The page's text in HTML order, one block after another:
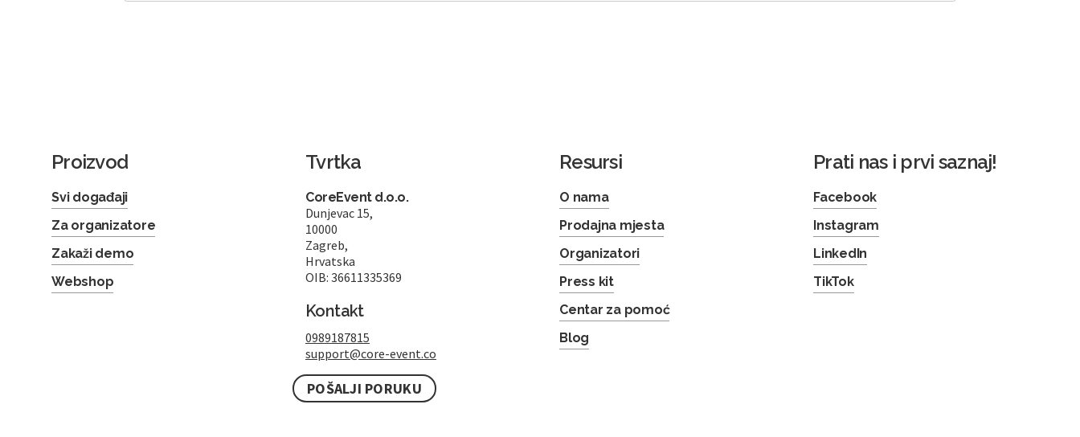
Proizvod
Svi događaji
Za organizatore
Zakaži demo
Webshop
Tvrtka
CoreEvent d.o.o.
Dunjevac 15,
10000
Zagreb,
Hrvatska
OIB: 36611335369
Kontakt
0989187815
support@core-event.co
POŠALJI PORUKU
Resursi
O nama
Prodajna mjesta
Organizatori
Press kit
Centar za pomoć
Blog
Prati nas i prvi saznaj!
Facebook
Instagram
LinkedIn
TikTok